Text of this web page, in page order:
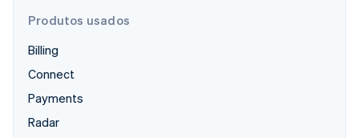
Prevenção de fraudes
Atlas
Remoção de carbono
Produtos usados
Billing
Connect
Payments
Radar